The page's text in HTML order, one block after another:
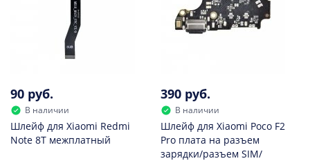
90 руб.
В наличии
Шлейф для Xiaomi Redmi
Note 8T межплатный
390 руб.
В наличии
Шлейф для Xiaomi Poco F2
Pro плата на разъем
зарядки/разъем SIM/